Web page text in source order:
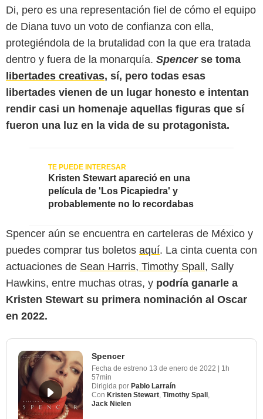
Di, pero es una representación fiel de cómo el equipo
de Diana tuvo un voto de confianza con ella,
protegiéndola de la brutalidad con la que era tratada
dentro y fuera de la monarquía. Spencerse toma
libertades creativas, sí, pero todas esas
libertades vienen de un lugar honesto e intentan
rendir casi un homenaje aquellas figuras que sí
fueron una luz en la vida de su protagonista.
Kristen Stewart apareció en una
película de 'Los Picapiedra' y
probablemente no lo recordabas
Spencer aún se encuentra en carteleras de México y
puedes comprar tus boletos aquí. La cinta cuenta con
actuaciones de Sean Harris, Timothy Spall, Sally
Hawkins, entre muchas otras, y podría ganarle a
Kristen Stewart su primera nominación al Oscar
en 2022.
Spencer
Fecha de estreno 13 de enero de 2022 | 1h
57min
Dirigida por Pablo Larraín
Con Kristen Stewart Timothy Spall
Jack Nielen